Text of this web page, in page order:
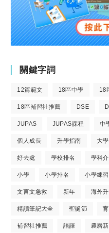
關鍵字詞
12篇範文 18區中學 18
18區補習社推薦 DSE
JUPAS JUPAS課程 中
個人成長 升學指南 大學
好去處 學校排名 學科
小學 小學排名 小學練習
文言文急救 新年 海外
精讀筆記大全 聖誕節
補習社推薦 語譯 農曆